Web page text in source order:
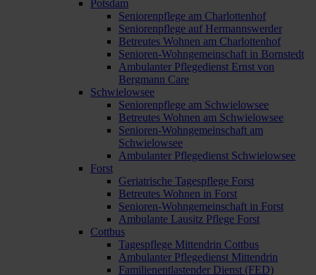
Potsdam
Seniorenpflege am Charlottenhof
Seniorenpflege auf Hermannswerder
Betreutes Wohnen am Charlottenhof
Senioren-Wohngemeinschaft in Bornstedt
Ambulanter Pflegedienst Ernst von
Bergmann Care
Schwielowsee
Seniorenpflege am Schwielowsee
Betreutes Wohnen am Schwielowsee
Senioren-Wohngemeinschaft am
Schwielowsee
Ambulanter Pflegedienst Schwielowsee
Forst
Geriatrische Tagespflege Forst
Betreutes Wohnen in Forst
Senioren-Wohngemeinschaft in Forst
Ambulante Lausitz Pflege Forst
Cottbus
Tagespflege Mittendrin Cottbus
Ambulanter Pflegedienst Mittendrin
Familienentlastender Dienst (FED)